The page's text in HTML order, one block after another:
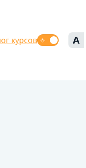
курсов A